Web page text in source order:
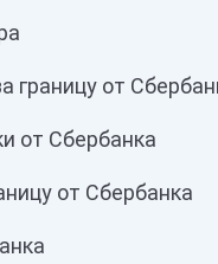
границу от
от Сбербанка
от Сбербанка